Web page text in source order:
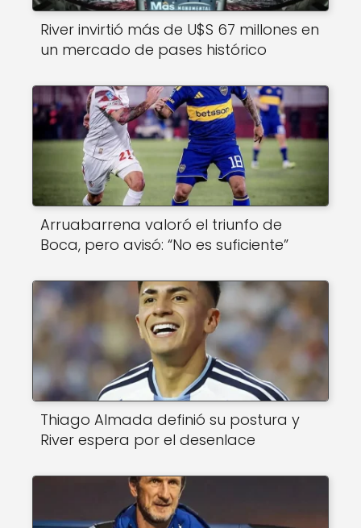
River invirtió más de U$S 67 millones en
un mercado de pases histórico
Arruabarrena valoró el triunfo de
Boca, pero avisó: “No es suficiente”
Thiago Almada definió su postura y
River espera por el desenlace